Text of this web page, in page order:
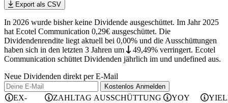
Export als CSV
In 2026 wurde bisher keine Dividende ausgeschüttet. Im Jahr 2025
hat Ecotel Communication 0,29€ ausgeschüttet. Die
Dividendenrendite liegt aktuell bei 0,00% und die Ausschüttungen
haben sich in den letzten 3 Jahren um 49,49% verringert. Ecotel
Communication schüttet Dividenden jährlich im und undefined aus.
Neue Dividenden direkt per E-Mail
Kostenlos Anmelden
EX-
ZAHLTAG AUSSCHÜTTUNG YOY